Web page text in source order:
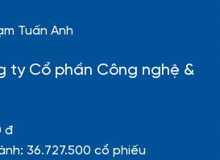
Tuấn Anh
ty Cổ phần Công nghệ &
đ
36.727.500 cổ phiếu